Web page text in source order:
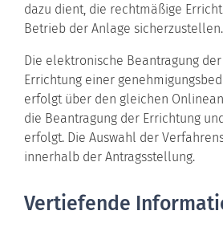
dazu dient, die rechtmäßige
Betrieb der Anlage sicherzustellen.
Die elektronische Beantragung
Errichtung einer
erfolgt über den gleichen
die Beantragung der Errichtung
erfolgt. Die Auswahl der
innerhalb der Antragsstellung.
Vertiefende